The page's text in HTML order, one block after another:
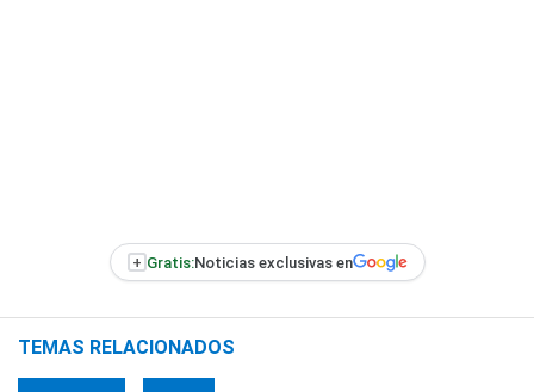
+ Gratis:Noticias exclusivas en
TEMAS RELACIONADOS